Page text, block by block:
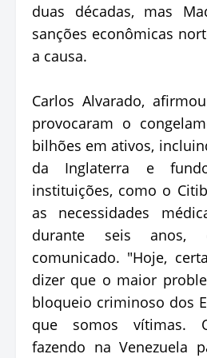
duas décadas, mas
sanções econômicas
a causa.
Carlos Alvarado,
provocaram o
bilhões em ativos,
da Inglaterra e
instituições, como o
as necessidades
durante seis anos,
comunicado. "Hoje,
dizer que o maior
bloqueio criminoso dos
que somos vítimas.
fazendo na Venezuela